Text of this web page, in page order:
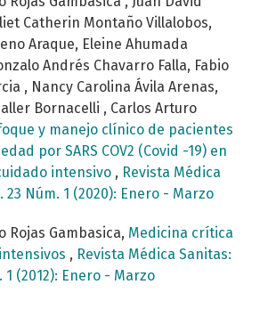
Catherin Montaño Villalobos,
Araque, Eleine Ahumada
Andrés Chavarro Falla, Fabio
, Nancy Carolina Ávila Arenas,
Bornacelli , Carlos Arturo
y manejo clínico de pacientes
por SARS COV2 (Covid -19) en
intensivo , Revista Médica
23 Núm. 1 (2020): Enero - Marzo
Rojas Gambasica, Medicina crítica
, Revista Médica Sanitas:
1 (2012): Enero - Marzo